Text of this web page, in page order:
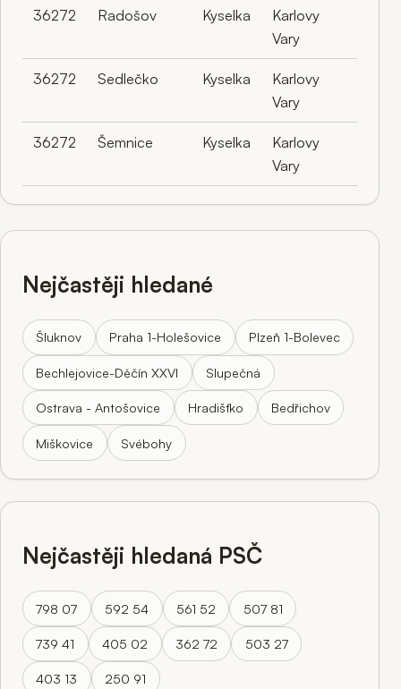
36272 Radošov Kyselka
Karlovy
Vary
36272 Sedlečko Kyselka
Karlovy
Vary
36272 Šemnice Kyselka
Karlovy
Vary
Nejčastěji hledané
Šluknov Praha 1-Holešovice Plzeň 1-Bolevec
Bechlejovice-Děčín XXVI Slupečná
Ostrava - Antošovice Hradišťko Bedřichov
Miškovice Svébohy
Nejčastěji hledaná PSČ
798 07 592 54 561 52 507 81
739 41 405 02 362 72 503 27
403 13 250 91